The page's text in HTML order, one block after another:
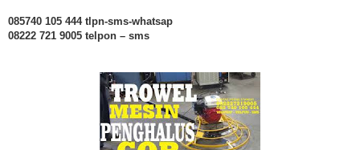
085740 105 444 tlpn-sms-whatsap
08222 721 9005 telpon – sms